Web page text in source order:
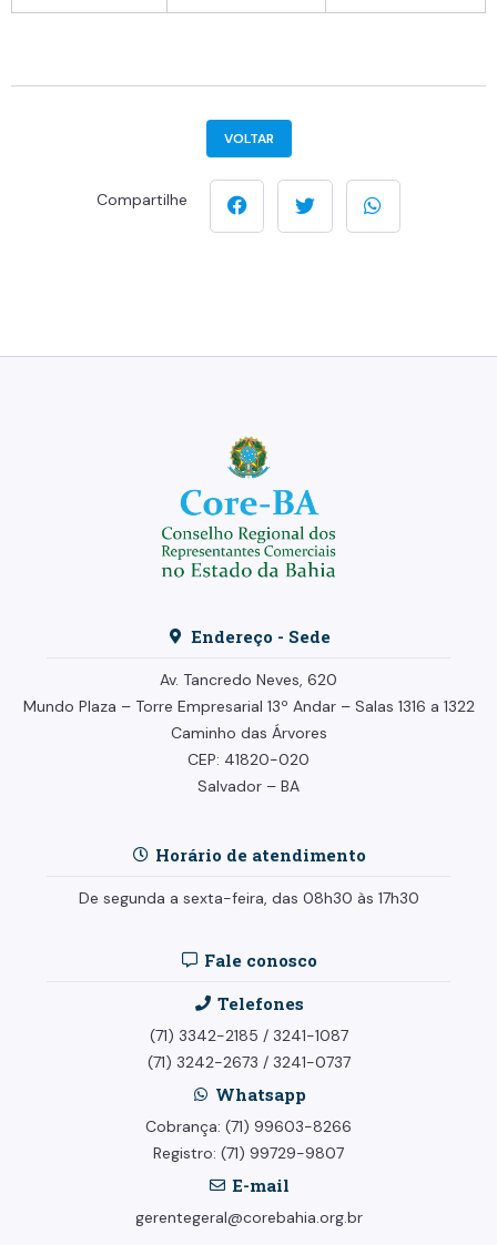
VOLTAR
Compartilhe
Endereço - Sede
Av. Tancredo Neves, 620
Mundo Plaza – Torre Empresarial 13º Andar – Salas 1316 a 1322
Caminho das Árvores
CEP: 41820-020
Salvador – BA
Horário de atendimento
De segunda a sexta-feira, das 08h30 às 17h30
Fale conosco
Telefones
(71) 3342-2185 / 3241-1087
(71) 3242-2673 / 3241-0737
Whatsapp
Cobrança: (71) 99603-8266
Registro: (71) 99729-9807
E-mail
gerentegeral@corebahia.org.br